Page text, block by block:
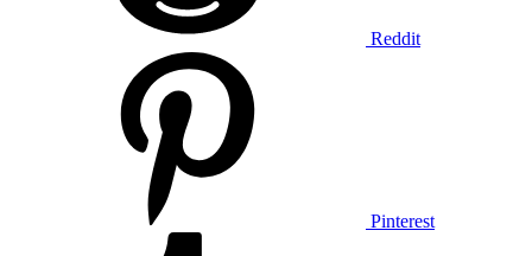
Reddit
Pinterest